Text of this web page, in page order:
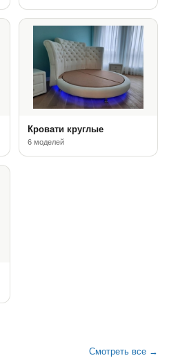
Кровати круглые
6 моделей
Смотреть все →